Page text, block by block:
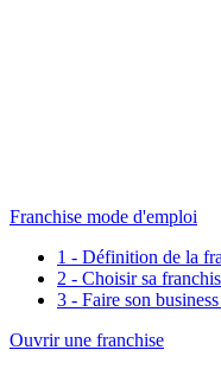
Franchise mode d'emploi
1 - Définition de la
2 - Choisir sa
3 - Faire son
Ouvrir une franchise